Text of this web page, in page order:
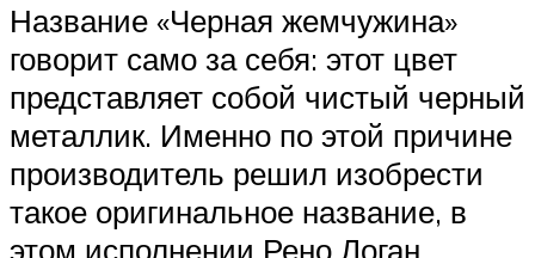
Название «Черная жемчужина»
говорит само за себя: этот цвет
представляет собой чистый черный
металлик. Именно по этой причине
производитель решил изобрести
такое оригинальное название, в
этом исполнении Рено Логан